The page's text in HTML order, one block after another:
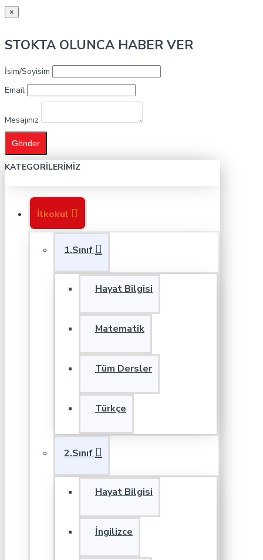
×
STOKTA OLUNCA HABER VER
İsim/Soyisim
Email
Mesajınız
Gönder
KATEGORILERIMIZ
İlkokul
1.Sınıf
Hayat Bilgisi
Matematik
Tüm Dersler
Türkçe
2.Sınıf
Hayat Bilgisi
İngilizce